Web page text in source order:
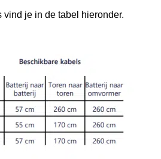
vind je in de tabel hieronder.